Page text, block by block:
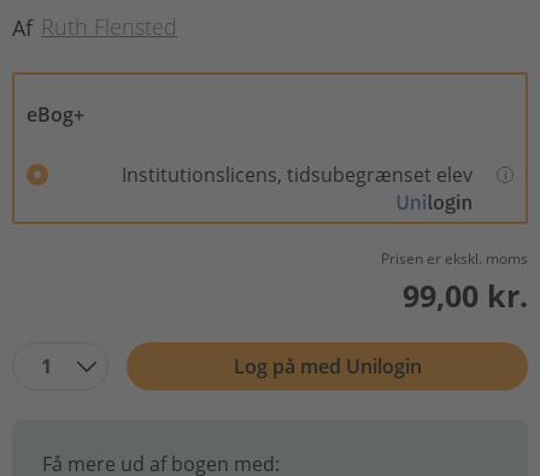
Af Ruth Flensted
eBog+
Institutionslicens, tidsubegrænset elev
Prisen er ekskl. moms
99,00 kr.
1 Log på med Unilogin
Få mere ud af bogen med: